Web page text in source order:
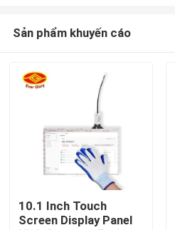
Sản phẩm khuyến cáo
10.1 Inch Touch
Screen Display Panel